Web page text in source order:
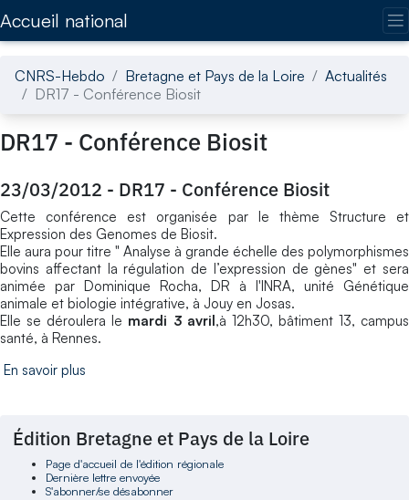
Accueil national
CNRS-Hebdo Bretagne et Pays de la Loire
Actualités
DR17 - Conférence Biosit
DR17 - Conférence Biosit
23/03/2012 - DR17 - Conférence Biosit
Cette conférence est organisée par le thème Structure et
Expression des Genomes de Biosit.
Elle aura pour titre " Analyse à grande échelle des polymorphismes
bovins affectant la régulation de l’expression de gènes" et sera
animée par Dominique Rocha, DR à l'INRA, unité Génétique
animale et biologie intégrative, à Jouy en Josas.
Elle se déroulera le mardi 3 avril,à 12h30, bâtiment 13, campus
santé, à Rennes.
En savoir plus
Édition Bretagne et Pays de la Loire
Page d'accueil de l'édition régionale
Dernière lettre envoyée
S'abonner/se désabonner